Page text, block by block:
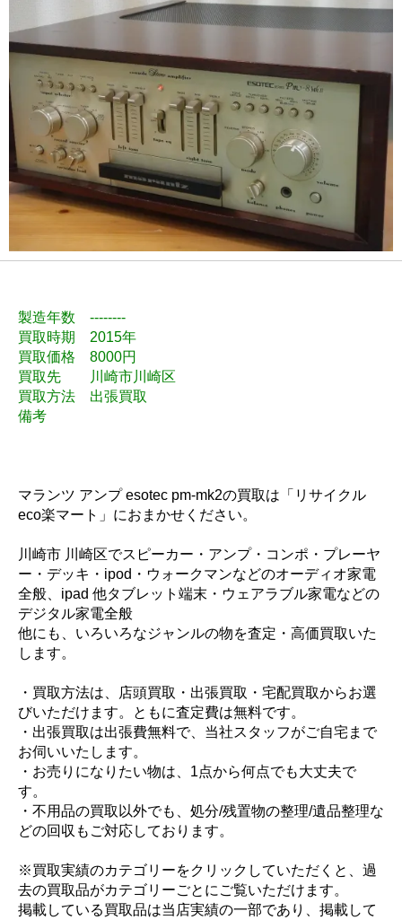
製造年数 --------
買取時期 2015年
買取価格 8000円
買取先 川崎市川崎区
買取方法 出張買取
備考
マランツ アンプ esotec pm-mk2の買取は「リサイクル
eco楽マート」におまかせください。
川崎市 川崎区でスピーカー・アンプ・コンポ・プレーヤ
ー・デッキ・ipod・ウォークマンなどのオーディオ家電
全般、ipad 他タブレット端末・ウェアラブル家電などの
デジタル家電全般
他にも、いろいろなジャンルの物を査定・高価買取いた
します。
・買取方法は、店頭買取・出張買取・宅配買取からお選
びいただけます。ともに査定費は無料です。
・出張買取は出張費無料で、当社スタッフがご自宅まで
お伺いいたします。
・お売りになりたい物は、1点から何点でも大丈夫で
す。
・不用品の買取以外でも、処分/残置物の整理/遺品整理な
どの回収もご対応しております。
※買取実績のカテゴリーをクリックしていただくと、過
去の買取品がカテゴリーごとにご覧いただけます。
掲載している買取品は当店実績の一部であり、掲載して